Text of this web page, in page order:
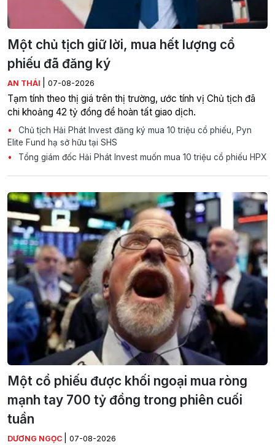
Một chủ tịch giữ lời, mua hết lượng cổ
phiếu đã đăng ký
AN THÁI 07-08-2026
Tạm tính theo thị giá trên thị trường, ước tính vị Chủ tịch đã
chi khoảng 42 tỷ đồng để hoàn tất giao dịch.
Chủ tịch Hải Phát Invest đăng ký mua 10 triệu cổ phiếu, Pyn
Elite Fund hạ sở hữu tại SHS
Tổng giám đốc Hải Phát Invest muốn mua 10 triệu cổ phiếu HPX
Một cổ phiếu được khối ngoại mua ròng
mạnh tay 700 tỷ đồng trong phiên cuối
tuần
DƯƠNG NGỌC 07-08-2026